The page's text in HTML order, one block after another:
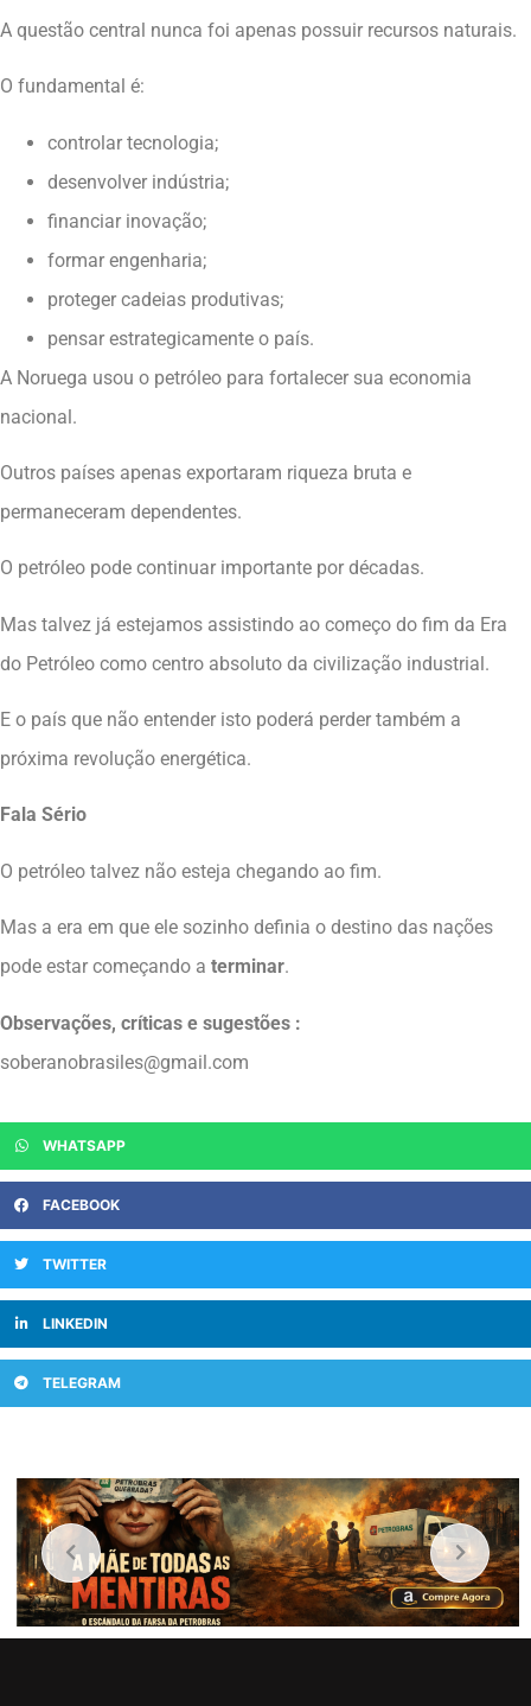
A questão central nunca foi apenas possuir recursos naturais.
O fundamental é:
controlar tecnologia;
desenvolver indústria;
financiar inovação;
formar engenharia;
proteger cadeias produtivas;
pensar estrategicamente o país.
A Noruega usou o petróleo para fortalecer sua economia
nacional.
Outros países apenas exportaram riqueza bruta e
permaneceram dependentes.
O petróleo pode continuar importante por décadas.
Mas talvez já estejamos assistindo ao começo do fim da Era
do Petróleo como centro absoluto da civilização industrial.
E o país que não entender isto poderá perder também a
próxima revolução energética.
Fala Sério
O petróleo talvez não esteja chegando ao fim.
Mas a era em que ele sozinho definia o destino das nações
pode estar começando a terminar.
Observações, críticas e sugestões :
soberanobrasiles@gmail.com
WHATSAPP
FACEBOOK
TWITTER
LINKEDIN
TELEGRAM